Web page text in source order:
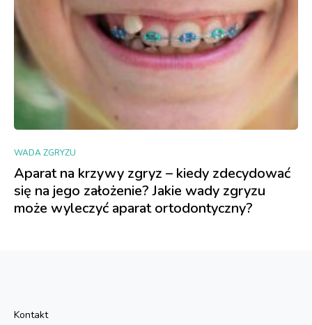
WADA ZGRYZU
Aparat na krzywy zgryz – kiedy zdecydować
się na jego założenie? Jakie wady zgryzu
może wyleczyć aparat ortodontyczny?
Kontakt